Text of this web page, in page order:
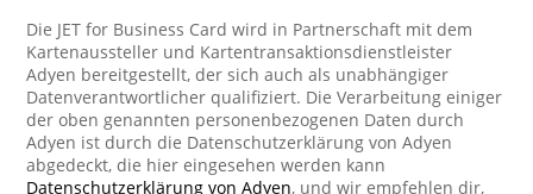
Die JET for Business Card wird in Partnerschaft mit dem
Kartenaussteller und Kartentransaktionsdienstleister
Adyen bereitgestellt, der sich auch als unabhängiger
Datenverantwortlicher qualifiziert. Die Verarbeitung einiger
der oben genannten personenbezogenen Daten durch
Adyen ist durch die Datenschutzerklärung von Adyen
abgedeckt, die hier eingesehen werden kann
Datenschutzerklärung von Adyen, und wir empfehlen dir,